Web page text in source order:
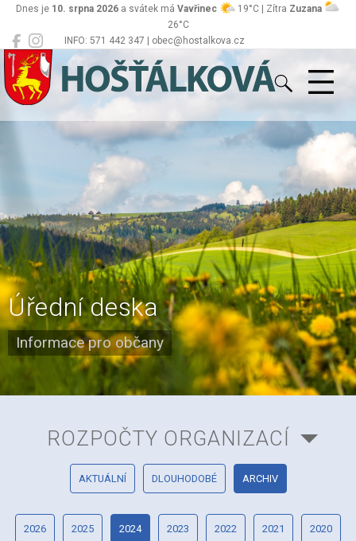
INFO: 571 442 347 | obec@hostalkova.cz
Dnes je 10. srpna 2026 a svátek má Vavřinec 19°C | Zítra Zuzana
26°C
Hošťálková
Úřední deska
Informace pro občany
ROZPOČTY ORGANIZACÍ
AKTUÁLNÍ DLOUHODOBÉ ARCHIV
2026 2025 2024 2023 2022 2021 2020